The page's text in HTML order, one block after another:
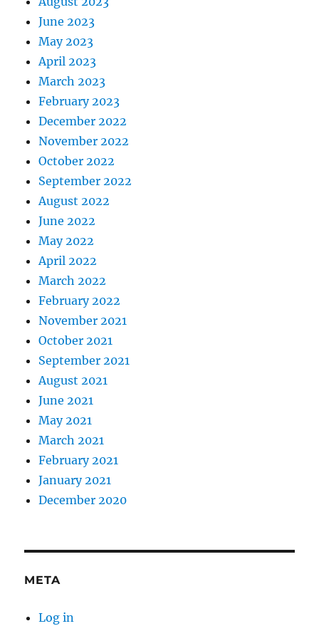
June 2023
May 2023
April 2023
March 2023
February 2023
December 2022
November 2022
October 2022
September 2022
August 2022
June 2022
May 2022
April 2022
March 2022
February 2022
November 2021
October 2021
September 2021
August 2021
June 2021
May 2021
March 2021
February 2021
January 2021
December 2020
META
Log in